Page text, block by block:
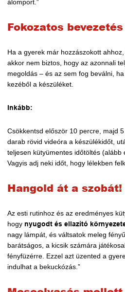
álomport.”
Fokozatos bevezetés
Ha a gyerek már hozzászokott
akkor nem biztos, hogy az azonnali
megoldás – és az sem fog beválni,
kezéből a készüléket.
Inkább:
Csökkentsd először 10 percre, majd
darab rövid videóra a készülékidőt,
teljesen kütyümentes időtöltés (alább
Vagyis adj neki időt, hogy lélekben
Hangold át a szobát!
Az esti rutinhoz és az eredményes
hogy nyugodt és ellazító
nagy lámpát, és váltsatok meleg
barátságos, a kicsik számára
fényfüzérre. Ezzel azt üzented a
indulhat a bekuckózás.”